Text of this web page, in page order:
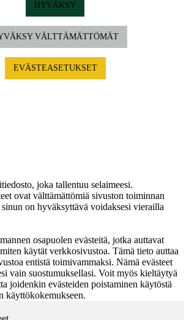
HYVÄKSY
VÄLTTÄMÄTTÖMÄT
EVÄSTEASETUKSET
joka tallentuu selaimeesi.
ovat välttämättömiä sivuston toiminnan
on hyväksyttävä voidaksesi vierailla
osapuolen evästeitä, jotka auttavat
käytät verkkosivustoa. Tämä tieto auttaa
entistä toimivammaksi. Nämä evästeet
vain suostumuksellasi. Voit myös kieltäytyä
joidenkin evästeiden poistaminen käytöstä
käyttökokemukseen.